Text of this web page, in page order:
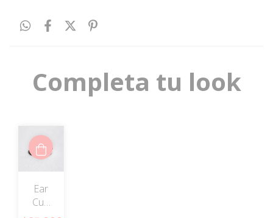
Completa tu look
Ear
Cuff
O-reo